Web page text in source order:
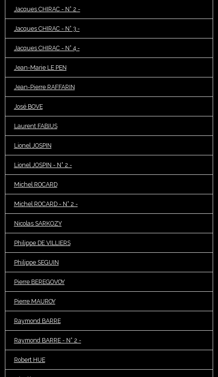
Jacques CHIRAC - N° 2 -
Jacques CHIRAC - N° 3 -
Jacques CHIRAC - N° 4 -
Jean-Marie LE PEN
Jean-Pierre RAFFARIN
José BOVE
Laurent FABIUS
Lionel JOSPIN
Lionel JOSPIN - N° 2 -
Michel ROCARD
Michel ROCARD - N° 2 -
Nicolas SARKOZY
Philippe DE VILLIERS
Philippe SEGUIN
Pierre BEREGOVOY
Pierre MAUROY
Raymond BARRE
Raymond BARRE - N° 2 -
Robert HUE